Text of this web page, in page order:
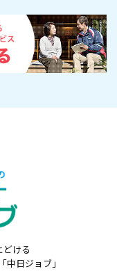
ける
日ジョブ」